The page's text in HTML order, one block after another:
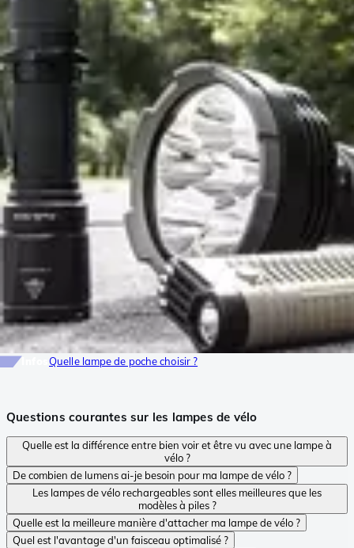
Quelle lampe de poche choisir ?
Questions courantes sur les lampes de vélo
Quelle est la différence entre bien voir et être vu avec une lampe à
vélo ?
De combien de lumens ai-je besoin pour ma lampe de vélo ?
Les lampes de vélo rechargeables sont elles meilleures que les
modèles à piles ?
Quelle est la meilleure manière d'attacher ma lampe de vélo ?
Quel est l'avantage d'un faisceau optimalisé ?